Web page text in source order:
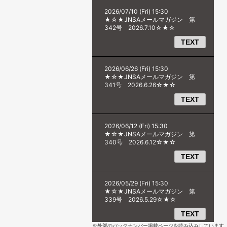
※外部のバックナンバー掲載ページを読み込みしています